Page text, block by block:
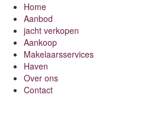
Home
Aanbod
jacht verkopen
Aankoop
Makelaarsservices
Haven
Over ons
Contact